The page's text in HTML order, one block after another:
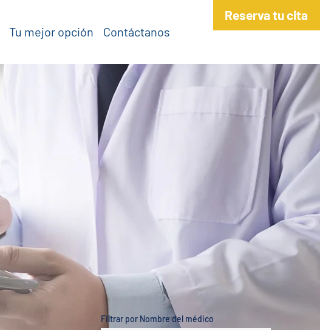
Tu mejor opción Contáctanos
Reserva tu cita
Filtrar por Nombre del médico